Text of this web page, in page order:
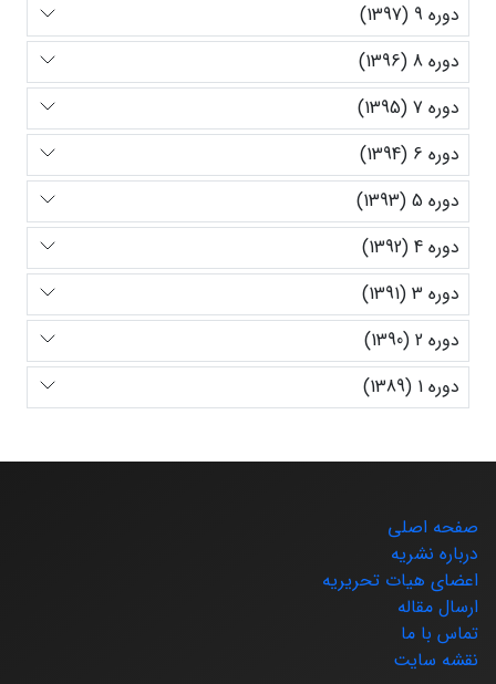
دوره 9 (1397)
دوره 8 (1396)
دوره 7 (1395)
دوره 6 (1394)
دوره 5 (1393)
دوره 4 (1392)
دوره 3 (1391)
دوره 2 (1390)
دوره 1 (1389)
صفحه اصلی
درباره نشریه
اعضای هیات تحریریه
ارسال مقاله
تماس با ما
نقشه سایت